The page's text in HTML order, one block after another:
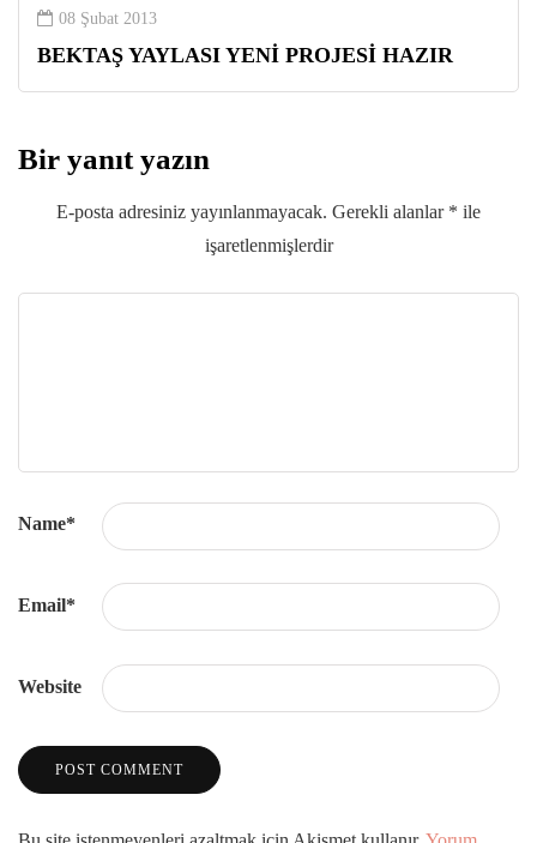
08 Şubat 2013
BEKTAŞ YAYLASI YENİ PROJESİ HAZIR
Bir yanıt yazın
E-posta adresiniz yayınlanmayacak. Gerekli alanlar * ile
işaretlenmişlerdir
Name*
Email*
Website